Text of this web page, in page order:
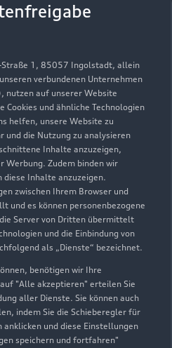
Straße 1, 85057 Ingolstadt, allein
verbundenen Unternehmen
nutzen auf unserer Website
Cookies und ähnliche Technologien
helfen, unsere Website zu
und die Nutzung zu analysieren
Inhalte anzuzeigen,
Werbung. Zudem binden wir
Inhalte anzuzeigen.
zwischen Ihrem Browser und
und es können personenbezogene
Server von Dritten übermittelt
und die Einbindung von
als „Dienste“ bezeichnet.
benötigen wir Ihre
"Alle akzeptieren" erteilen Sie
aller Dienste. Sie können auch
indem Sie die Schieberegler für
anklicken und diese Einstellungen
speichern und fortfahren"
schnelles und
Mobiltelefonen, Tablets